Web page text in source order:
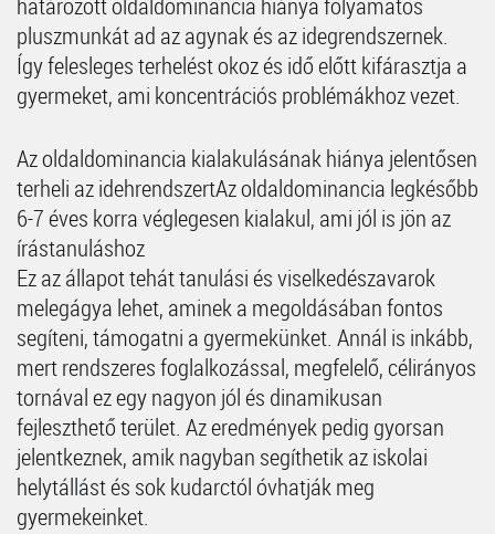
pluszmunkát ad az agynak és az idegrendszernek.
Így felesleges terhelést okoz és idő előtt kifárasztja a
gyermeket, ami koncentrációs problémákhoz vezet.
Az oldaldominancia kialakulásának hiánya jelentősen
terheli az idehrendszertAz oldaldominancia legkésőbb
6-7 éves korra véglegesen kialakul, ami jól is jön az
írástanuláshoz
Ez az állapot tehát tanulási és viselkedészavarok
melegágya lehet, aminek a megoldásában fontos
segíteni, támogatni a gyermekünket. Annál is inkább,
mert rendszeres foglalkozással, megfelelő, célirányos
tornával ez egy nagyon jól és dinamikusan
fejleszthető terület. Az eredmények pedig gyorsan
jelentkeznek, amik nagyban segíthetik az iskolai
helytállást és sok kudarctól óvhatják meg
gyermekeinket.